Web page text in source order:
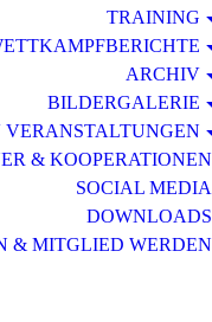
TRAINING
ARCHIV
BILDERGALERIE
VERANSTALTUNGEN
& KOOPERATIONEN
SOCIAL MEDIA
DOWNLOADS
& MITGLIED WERDEN